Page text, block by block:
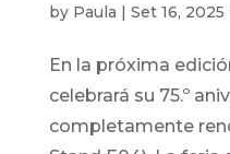
by Paula | Set 16, 2025
En la próxima
celebrará su 75.º
completamente